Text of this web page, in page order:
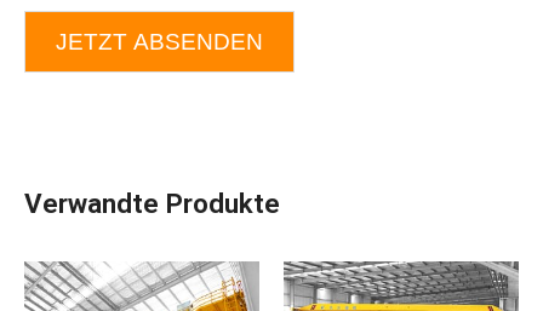
JETZT ABSENDEN
Verwandte Produkte